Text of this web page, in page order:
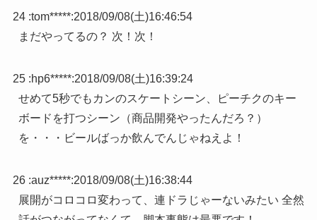
24 :tom*****:2018/09/08(土)16:46:54
まだやってるの？ 次！次！
25 :hp6*****:2018/09/08(土)16:39:24
せめて5秒でもカンのスケートシーン、ピーチクのキー
ボードを打つシーン（商品開発やったんだろ？）
を・・・ビールばっか飲んでんじゃねえよ！
26 :auz*****:2018/09/08(土)16:38:44
展開がコロコロ変わって、連ドラじゃーないみたい 全然